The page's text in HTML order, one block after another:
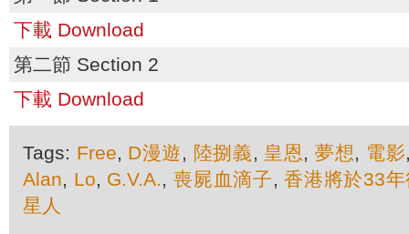
下載 Download
第二節 Section 2
下載 Download
Tags: Free, D漫遊, 陸捌義, 皇恩,夢想, 電影
Alan, Lo, G.V.A.,喪屍血滴子,香港將於33
星人